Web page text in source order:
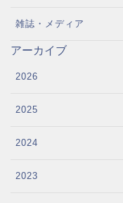
雑誌・メディア
アーカイブ
2026
2025
2024
2023